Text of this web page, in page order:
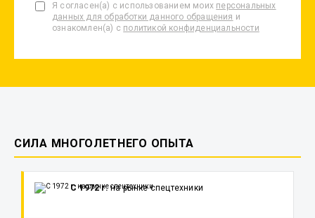
Я согласен(а) с использованием моих персональных
данных для обработки данного обращения и
ознакомлен(а) с политикой конфиденциальности
СИЛА МНОГОЛЕТНЕГО ОПЫТА
С 1972 г.на рынке спецтехники